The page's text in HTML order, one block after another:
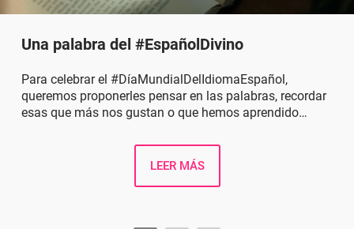
Una palabra del #EspañolDivino
Para celebrar el #DíaMundialDelIdiomaEspañol,
queremos proponerles pensar en las palabras, recordar
esas que más nos gustan o que hemos aprendido
LEER MÁS